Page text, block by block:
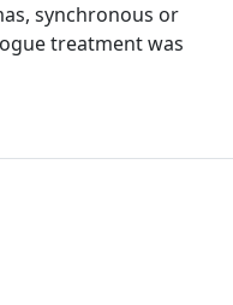
synchronous or
treatment was